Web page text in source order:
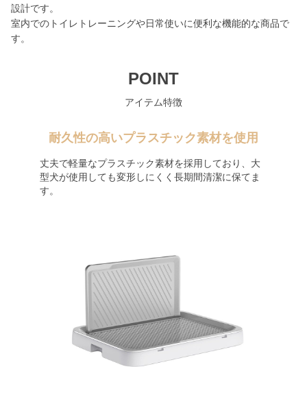
設計です。
室内でのトイレトレーニングや日常使いに便利な機能的な商品で
す。
POINT
アイテム特徴
耐久性の高いプラスチック素材を使用
丈夫で軽量なプラスチック素材を採用しており、大
型犬が使用しても変形しにくく長期間清潔に保てま
す。